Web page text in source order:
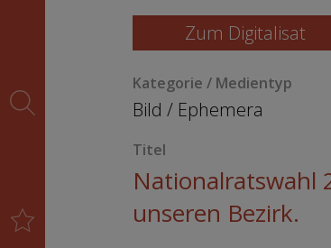
Zum Digitalisat
Kategorie / Medientyp
Bild / Ephemera
Titel
Nationalratswahl
unseren Bezirk.